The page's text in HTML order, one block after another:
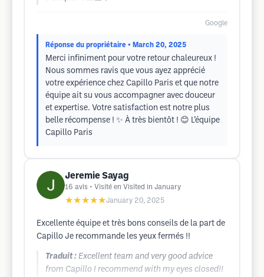
Google
Réponse du propriétaire • March 20, 2025
Merci infiniment pour votre retour chaleureux !
Nous sommes ravis que vous ayez apprécié
votre expérience chez Capillo Paris et que notre
équipe ait su vous accompagner avec douceur
et expertise. Votre satisfaction est notre plus
belle récompense ! ✨ À très bientôt ! 😊 L’équipe
Capillo Paris
Jeremie Sayag
16 avis • Visité en Visited in January
★★★★★January 20, 2025
Excellente équipe et très bons conseils de la part de
Capillo Je recommande les yeux fermés !!
Traduit : Excellent team and very good advice
from Capillo I recommend with my eyes closed!!